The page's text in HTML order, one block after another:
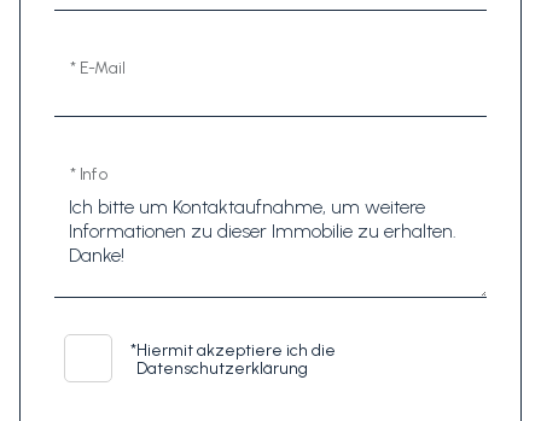
* E-Mail
* Info
*Hiermit akzeptiere ich die
Datenschutzerklärung